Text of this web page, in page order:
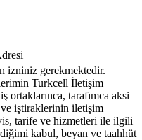
izniniz gerekmektedir.
Turkcell İletişim
ortaklarınca, tarafımca aksi
iştiraklerinin iletişim
tarife ve hizmetleri ile ilgili
kabul, beyan ve taahhüt